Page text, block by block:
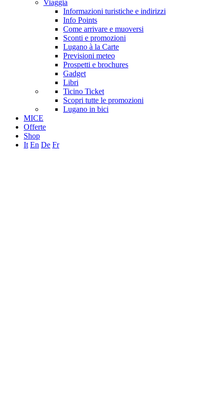
Viaggia
Informazioni turistiche e indirizzi
Info Points
Come arrivare e muoversi
Sconti e promozioni
Lugano à la Carte
Previsioni meteo
Prospetti e brochures
Gadget
Libri
Ticino Ticket
Scopri tutte le promozioni
Lugano in bici
MICE
Offerte
Shop
It En De Fr